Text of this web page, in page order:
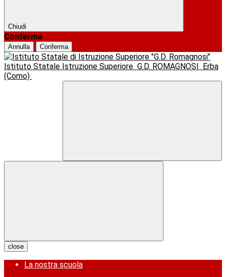
Chiudi
Conferma
Annulla Conferma
Istituto Statale Istruzione Superiore G.D. ROMAGNOSI
Erba
(Como)
close
La nostra scuola